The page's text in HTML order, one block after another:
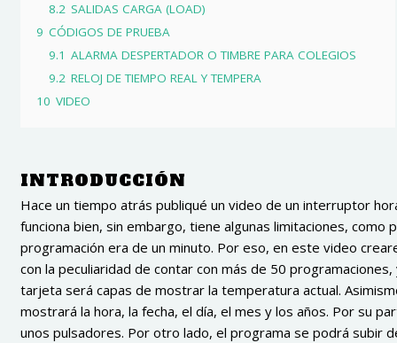
8.2 SALIDAS CARGA (LOAD)
9 CÓDIGOS DE PRUEBA
9.1 ALARMA DESPERTADOR O TIMBRE PARA COLEGIOS
9.2 RELOJ DE TIEMPO REAL Y TEMPERA
10 VIDEO
INTRODUCCIÓN
Hace un tiempo atrás publiqué un video de un interruptor
funciona bien, sin embargo, tiene algunas limitaciones,
programación era de un minuto. Por eso, en este video
con la peculiaridad de contar con más de 50
tarjeta será capas de mostrar la temperatura actual.
mostrará la hora, la fecha, el día, el mes y los años. Por su
unos pulsadores. Por otro lado, el programa se podrá subir